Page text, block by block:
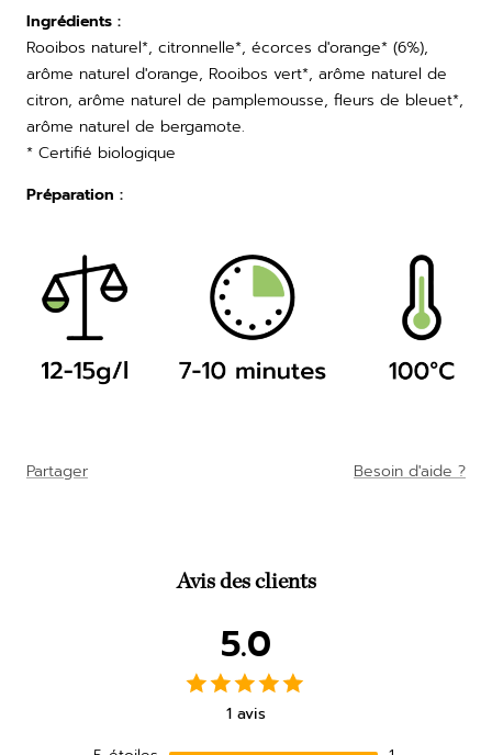
Ingrédients :
Rooibos naturel*, citronnelle*, écorces d'orange* (6%),
arôme naturel d'orange, Rooibos vert*, arôme naturel de
citron, arôme naturel de pamplemousse, fleurs de bleuet*,
arôme naturel de bergamote.
* Certifié biologique
Préparation :
Partager Besoin d'aide ?
Avis des clients
5.0
1 avis